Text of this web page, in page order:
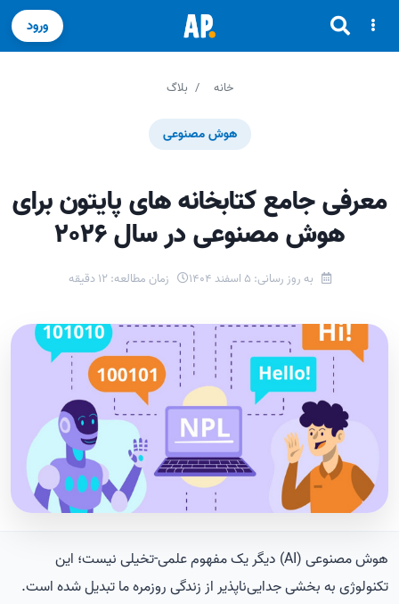
ورود
خانه بلاگ
هوش مصنوعی
معرفی جامع کتابخانه های پایتون برای
هوش مصنوعی در سال 2026
به روز رسانی: 5 اسفند 1404 زمان مطالعه: 12 دقیقه
هوش مصنوعی (AI) دیگر یک مفهوم علمی-تخیلی نیست؛ این
تکنولوژی به بخشی جدایی‌ناپذیر از زندگی روزمره ما تبدیل شده است.